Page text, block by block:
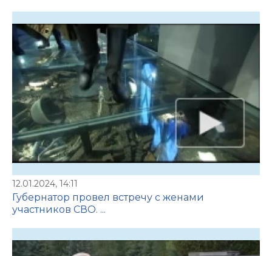
12.01.2024, 14:11
Губернатор провел встречу с женами
участников СВО. ...